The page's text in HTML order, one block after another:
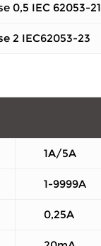
0,5 IEC 62053-21
2 IEC62053-23
1A/5A
1-9999A
0,25A